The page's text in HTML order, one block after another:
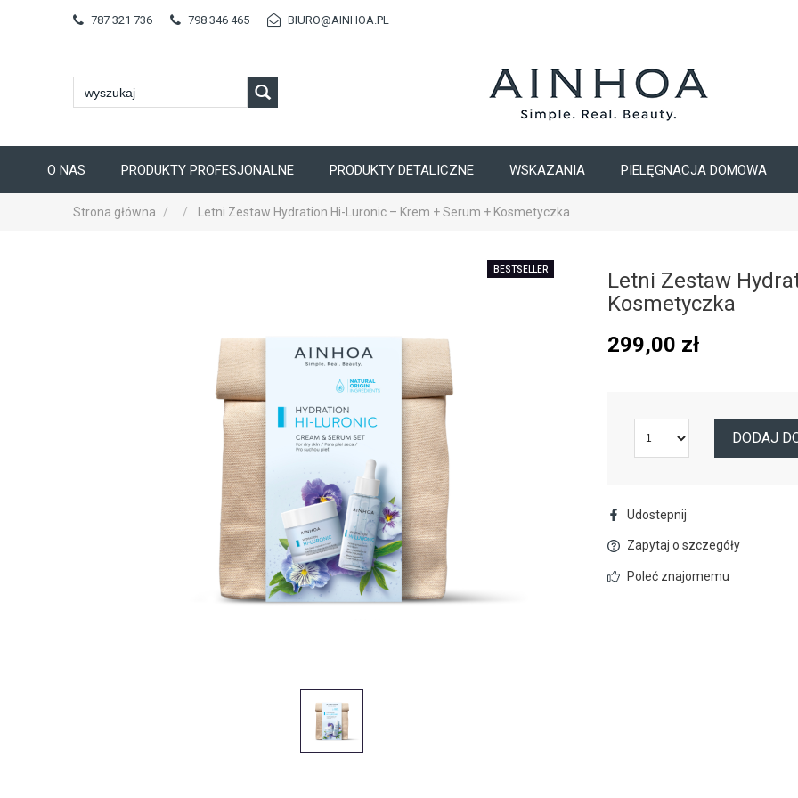
787 321 736 798 346 465 BIURO@AINHOA.PL
O NAS PRODUKTY PROFESJONALNE PRODUKTY DETALICZNE WSKAZANIA PIELĘGNACJA DOMOWA
Strona główna Letni Zestaw Hydration Hi-Luronic – Krem + Serum + Kosmetyczka
BESTSELLER
Letni Zestaw
Kosmetyczka
299,00 zł
DODAJ
Udostepnij
Zapytaj o szczegóły
Poleć znajomemu